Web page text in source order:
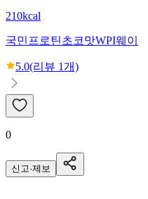
210kcal
국민프로틴초코맛WPI웨이
5.0(리뷰 1개)
0
신고·제보